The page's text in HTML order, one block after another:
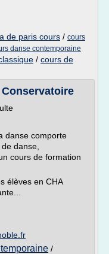
de paris cours / cours
danse contemporaine
/ cours de
danse comporte
danse,
cours de formation
élèves en CHA
/